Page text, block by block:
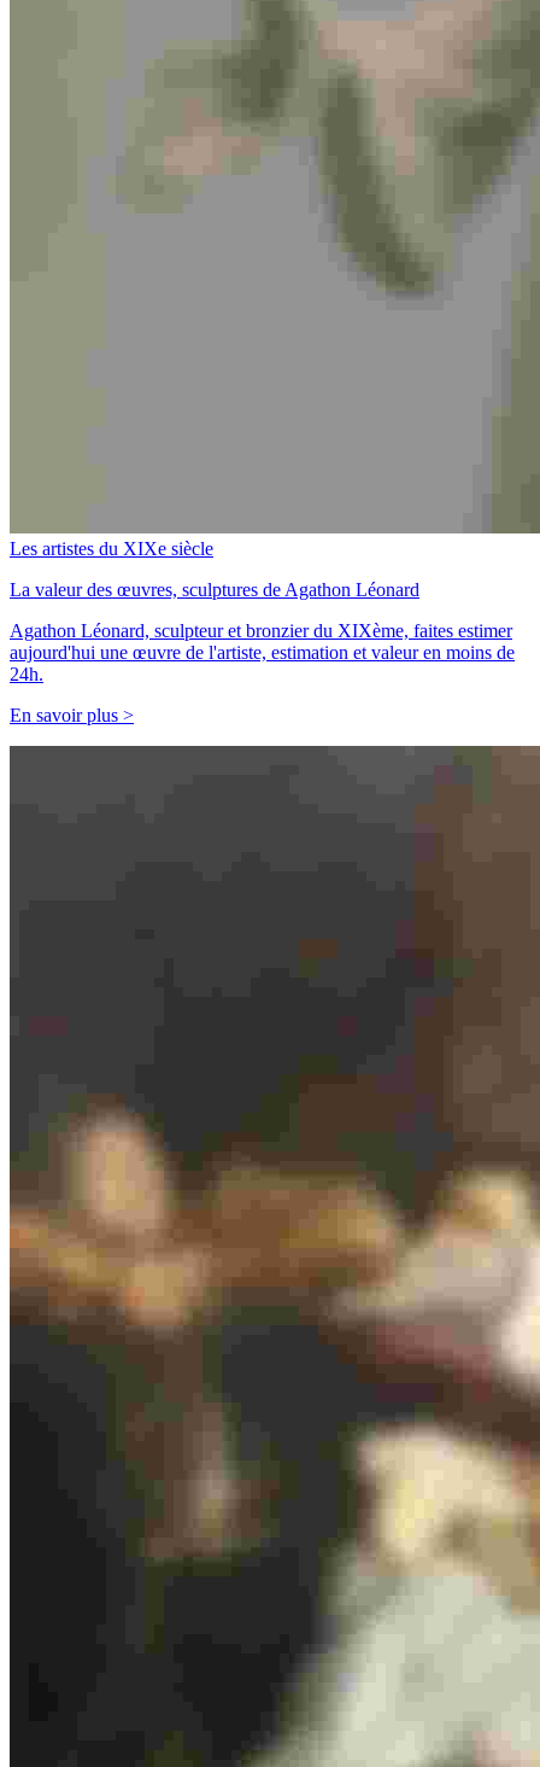
Les artistes du XIXe siècle
La valeur des œuvres, sculptures de Agathon Léonard
Agathon Léonard, sculpteur et bronzier du XIXème, faites estimer
aujourd'hui une œuvre de l'artiste, estimation et valeur en moins de
24h.
En savoir plus >